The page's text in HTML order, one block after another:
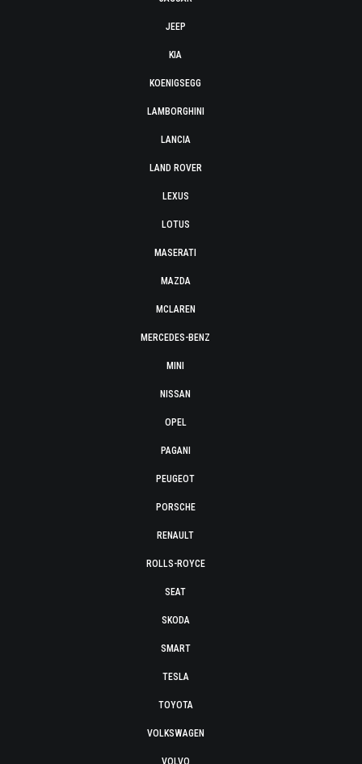
JEEP
KIA
KOENIGSEGG
LAMBORGHINI
LANCIA
LAND ROVER
LEXUS
LOTUS
MASERATI
MAZDA
MCLAREN
MERCEDES-BENZ
MINI
NISSAN
OPEL
PAGANI
PEUGEOT
PORSCHE
RENAULT
ROLLS-ROYCE
SEAT
SKODA
SMART
TESLA
TOYOTA
VOLKSWAGEN
VOLVO